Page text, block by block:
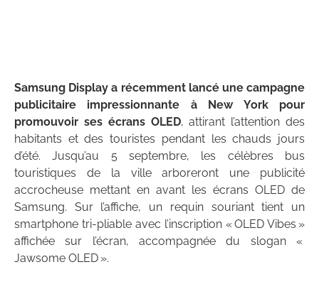
Samsung Display a récemment lancé une campagne
publicitaire impressionnante à New York pour
promouvoir ses écrans OLED, attirant l’attention des
habitants et des touristes pendant les chauds jours
d’été. Jusqu’au 5 septembre, les célèbres bus
touristiques de la ville arboreront une publicité
accrocheuse mettant en avant les écrans OLED de
Samsung. Sur l’affiche, un requin souriant tient un
smartphone tri-pliable avec l’inscription « OLED Vibes »
affichée sur l’écran, accompagnée du slogan «
Jawsome OLED ».